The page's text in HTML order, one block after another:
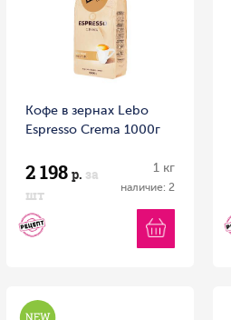
Кофе в зернах Lebo
Espresso Crema 1000г
2 198 р. за
шт
1 кг
наличие: 2